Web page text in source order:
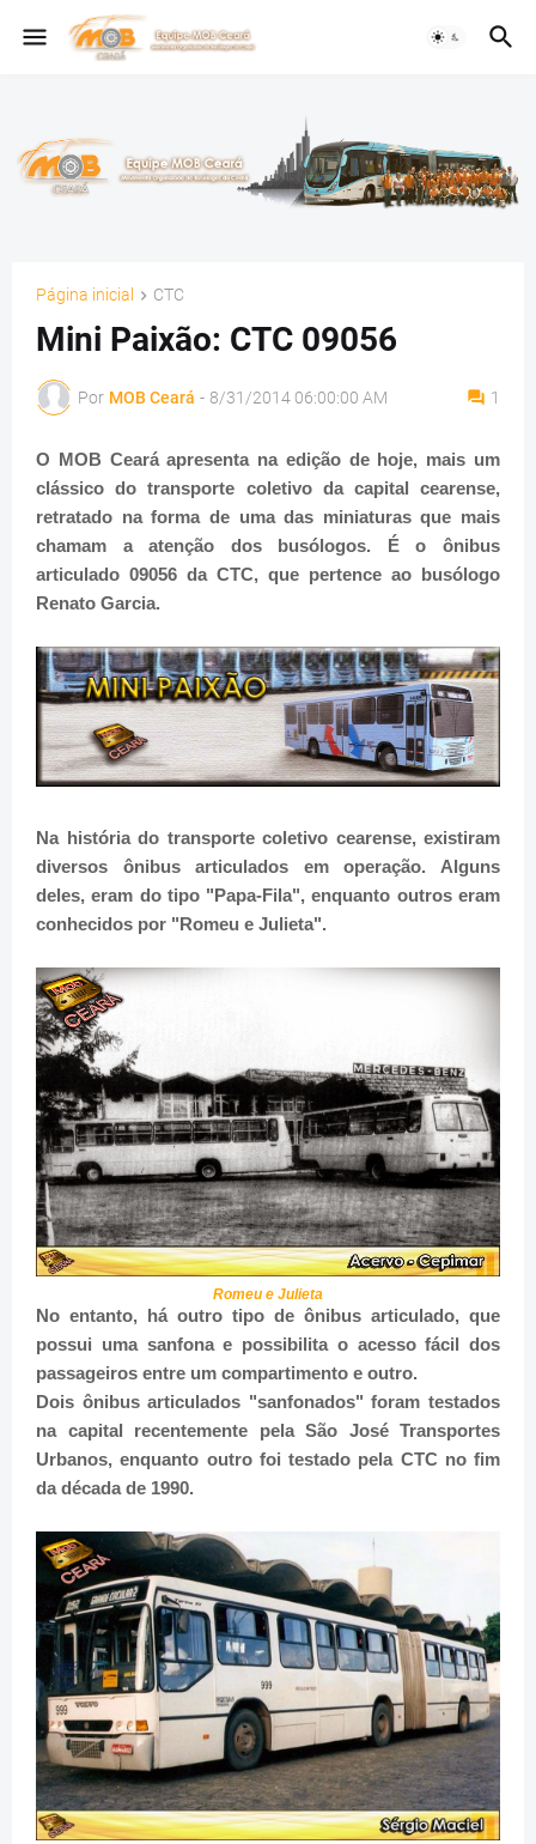
Página inicial CTC
Mini Paixão: CTC 09056
Por MOB Ceará - 8/31/2014 06:00:00 AM 1
O MOB Ceará apresenta na edição de hoje, mais um
clássico do transporte coletivo da capital cearense,
retratado na forma de uma das miniaturas que mais
chamam a atenção dos busólogos. É o ônibus
articulado 09056 da CTC, que pertence ao busólogo
Renato Garcia.
Na história do transporte coletivo cearense, existiram
diversos ônibus articulados em operação. Alguns
deles, eram do tipo "Papa-Fila", enquanto outros eram
conhecidos por "Romeu e Julieta".
Romeu e Julieta
No entanto, há outro tipo de ônibus articulado, que
possui uma sanfona e possibilita o acesso fácil dos
passageiros entre um compartimento e outro.
Dois ônibus articulados "sanfonados" foram testados
na capital recentemente pela São José Transportes
Urbanos, enquanto outro foi testado pela CTC no fim
da década de 1990.